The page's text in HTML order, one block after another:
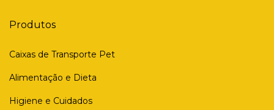
Produtos
Caixas de Transporte Pet
Alimentação e Dieta
Higiene e Cuidados